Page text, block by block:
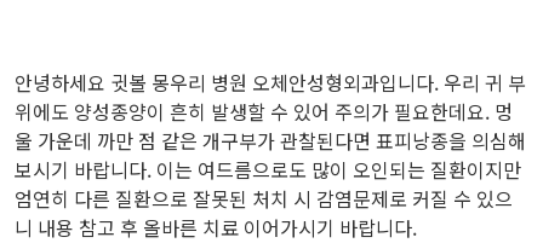
안녕하세요 귓볼 몽우리 병원 오체안성형외과입니다. 우리 귀 부
위에도 양성종양이 흔히 발생할 수 있어 주의가 필요한데요. 멍
울 가운데 까만 점 같은 개구부가 관찰된다면 표피낭종을 의심해
보시기 바랍니다. 이는 여드름으로도 많이 오인되는 질환이지만
엄연히 다른 질환으로 잘못된 처치 시 감염문제로 커질 수 있으
니 내용 참고 후 올바른 치료 이어가시기 바랍니다.